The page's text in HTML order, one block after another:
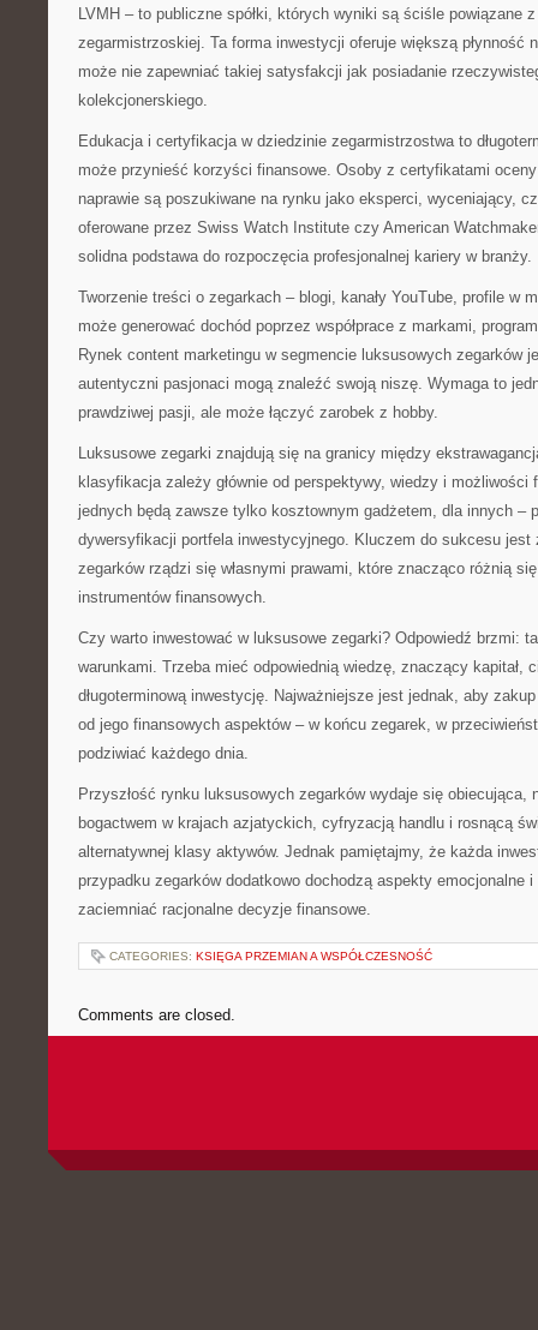
LVMH – to publiczne spółki, których wyniki są ściśle powiązane
zegarmistrzoskiej. Ta forma inwestycji oferuje większą płynność
może nie zapewniać takiej satysfakcji jak posiadanie
kolekcjonerskiego.
Edukacja i certyfikacja w dziedzinie zegarmistrzostwa to
może przynieść korzyści finansowe. Osoby z certyfikatami
naprawie są poszukiwane na rynku jako eksperci, wyceniający,
oferowane przez Swiss Watch Institute czy American
solidna podstawa do rozpoczęcia profesjonalnej kariery w branży.
Tworzenie treści o zegarkach – blogi, kanały YouTube, profile w
może generować dochód poprzez współprace z markami,
Rynek content marketingu w segmencie luksusowych zegarków
autentyczni pasjonaci mogą znaleźć swoją niszę. Wymaga to
prawdziwej pasji, ale może łączyć zarobek z hobby.
Luksusowe zegarki znajdują się na granicy między
klasyfikacja zależy głównie od perspektywy, wiedzy i możliwości
jednych będą zawsze tylko kosztownym gadżetem, dla innych –
dywersyfikacji portfela inwestycyjnego. Kluczem do sukcesu jest
zegarków rządzi się własnymi prawami, które znacząco różnią
instrumentów finansowych.
Czy warto inwestować w luksusowe zegarki? Odpowiedź brzmi:
warunkami. Trzeba mieć odpowiednią wiedzę, znaczący kapitał,
długoterminową inwestycję. Najważniejsze jest jednak, aby
od jego finansowych aspektów – w końcu zegarek, w
podziwiać każdego dnia.
Przyszłość rynku luksusowych zegarków wydaje się obiecująca,
bogactwem w krajach azjatyckich, cyfryzacją handlu i rosnącą
alternatywnej klasy aktywów. Jednak pamiętajmy, że każda
przypadku zegarków dodatkowo dochodzą aspekty emocjonalne
zaciemniać racjonalne decyzje finansowe.
CATEGORIES: KSIĘGA PRZEMIAN A WSPÓŁCZESNOŚĆ
Comments are closed.